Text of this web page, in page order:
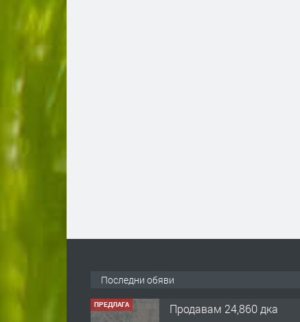
Последни обяви
ПРЕДЛАГА
Продавам 24,860 дка